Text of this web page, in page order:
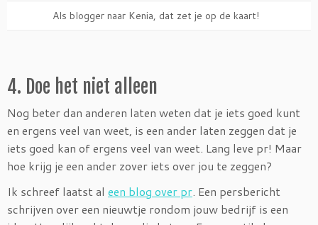
Als blogger naar Kenia, dat zet je op de kaart!
4. Doe het niet alleen
Nog beter dan anderen laten weten dat je iets goed kunt
en ergens veel van weet, is een ander laten zeggen dat je
iets goed kan of ergens veel van weet. Lang leve pr! Maar
hoe krijg je een ander zover iets over jou te zeggen?
Ik schreef laatst al een blog over pr. Een persbericht
schrijven over een nieuwtje rondom jouw bedrijf is een